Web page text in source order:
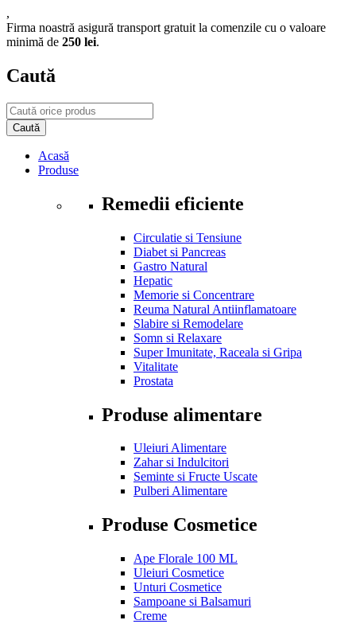
,
Firma noastră asigură transport gratuit la comenzile cu o valoare
minimă de 250 lei.
Caută
Acasă
Produse
Remedii eficiente
Circulatie si Tensiune
Diabet si Pancreas
Gastro Natural
Hepatic
Memorie si Concentrare
Reuma Natural Antiinflamatoare
Slabire si Remodelare
Somn si Relaxare
Super Imunitate, Raceala si Gripa
Vitalitate
Prostata
Produse alimentare
Uleiuri Alimentare
Zahar si Indulcitori
Seminte si Fructe Uscate
Pulberi Alimentare
Produse Cosmetice
Ape Florale 100 ML
Uleiuri Cosmetice
Unturi Cosmetice
Sampoane si Balsamuri
Creme